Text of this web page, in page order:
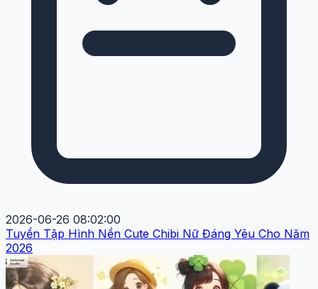
2026-06-26 08:02:00
Tuyển Tập Hình Nền Cute Chibi Nữ Đáng Yêu Cho Năm
2026